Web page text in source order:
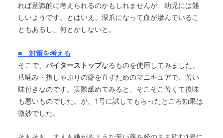
れば意識的に考えられるのかもしれませんが、幼児には難
しいようです。 とはいえ、深爪になって血が滲んでいるこ
ともあるし、何とかしないと。
■ 対策を考える
そこで、 バイターストップなるものを使用してみました。
爪噛み・指しゃぶりの癖を直すためのマニキュアで、苦い
味付きなのです。実際舐めてみると、そこそこ苦くて後味
も悪いものでした。が、1号に試してもらったところ効果は
微妙でした。